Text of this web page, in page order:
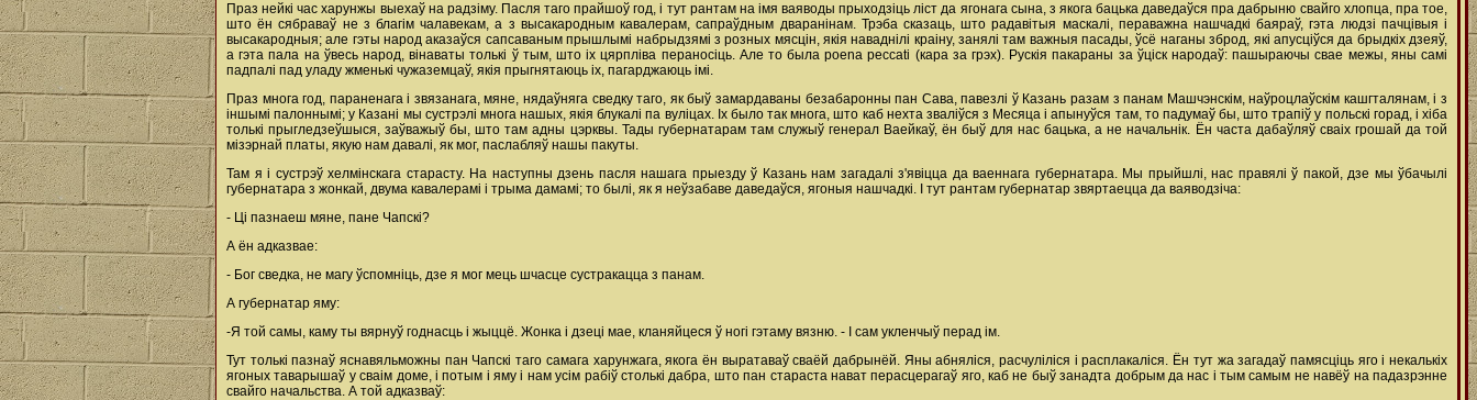
Праз нейкі час харунжы выехаў на радзіму. Пасля таго прайшоў год, i тут рантам на імя ваяводы прыходзіць ліст да ягонага сына, з якога бацька даведаўся пра дабрыню свайго хлопца, пра тое,
што ён сябраваў не з благім чалавекам, а з высакародным кавалерам, сапраўдным дваранінам. Трэба сказаць, што радавітыя маскалі, пераважна нашчадкі баяраў, гэта людзі пачцівыя i
высакародныя; але гэты народ аказаўся сапсаваным прышлымі набрыдзямі з розных мясцін, якія наваднілі краіну, занялі там важныя пасады, ўсё наганы зброд, які апусціўся да брыдкіх дзеяў,
а гэта пала на ўвесь народ, вінаваты толькі ў тым, што ix цярпліва пераносіць. Але то была poena peccati (кара за грэх). Рускія пакараны за ўціск народаў: пашыраючы свае межы, яны самі
падпалі пад уладу жменькі чужаземцаў, якія прыгнятаюць ix, пагарджаюць імі.
Праз многа год, параненага i звязанага, мяне, нядаўняга сведку таго, як быў замардаваны безабаронны пан Сава, павезлі ў Казань разам з панам Машчэнскім, наўроцлаўскім кашгталянам, i з
іншымі палоннымі; у Казані мы сустрэлі многа нашых, якія блукалі па вуліцах. Ix было так многа, што каб нехта зваліўся з Месяца i апынуўся там, то падумаў бы, што трапіў у польскі горад, i хіба
толькі прыгледзеўшыся, заўважыў бы, што там адны цэрквы. Тады губернатарам там служыў генерал Ваейкаў, ён быў для нас бацька, а не начальнік. Ён часта дабаўляў сваіх грошай да той
мізэрнай платы, якую нам давалі, як мог, паслабляў нашы пакуты.
Там я i сустрэў хелмінскага старасту. На наступны дзень пасля нашага прыезду ў Казань нам загадалі з'явіцца да ваеннага губернатара. Мы прыйшлі, нас правялі ў пакой, дзе мы ўбачылі
губернатара з жонкай, двума кавалерамі i трыма дамамі; то былі, як я неўзабаве даведаўся, ягоныя нашчадкі. I тут рантам губернатар звяртаецца да ваяводзіча:
- Ці пазнаеш мяне, пане Чапскі?
А ён адказвае:
- Бог сведка, не магу ўспомніць, дзе я мог мець шчасце сустракацца з панам.
А губернатар яму:
-Я той самы, каму ты вярнуў годнасць i жыццё. Жонка i дзеці мае, кланяйцеся ў ногі гэтаму вязню. - I сам укленчыў перад ім.
Тут толькі пазнаў яснавяльможны пан Чапскі таго самага харунжага, якога ён выратаваў сваёй дабрынёй. Яны абняліся, расчуліліся i расплакаліся. Ён тут жа загадаў памясціць яго i некалькіх
ягоных таварышаў у сваім доме, i потым i яму i нам усім рабіў столькі дабра, што пан стараста нават перасцерагаў яго, каб не быў занадта добрым да нас i тым самым не навёў на падазрэнне
свайго начальства. А той адказваў: